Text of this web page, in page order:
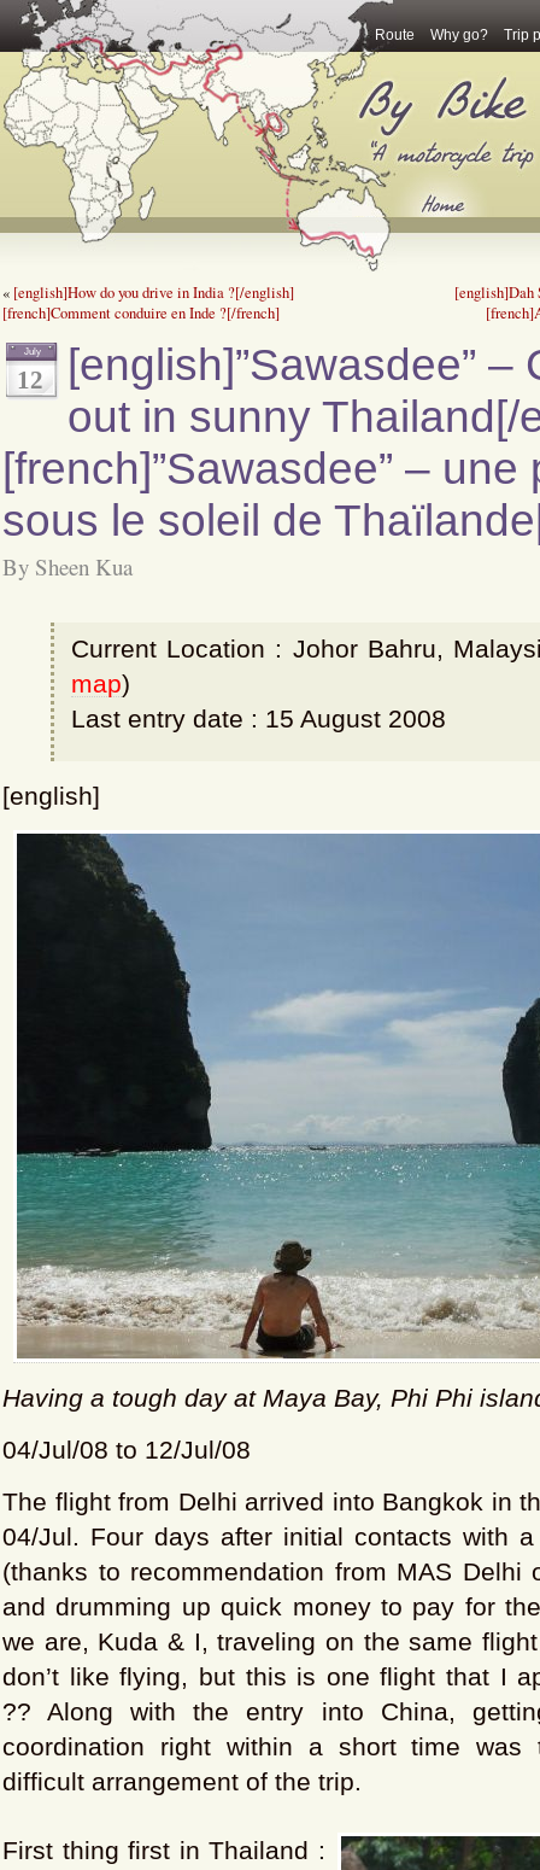
Route Why go? Trip
« [english]How do you drive in India ?[/english]
[french]Comment conduire en Inde ?[/french]
[english]Dah
July
12
[english]”Sawasdee” –
out in sunny Thailand[/
[french]”Sawasdee” – une
sous le soleil de
By Sheen Kua
Current Location : Johor Bahru,
map)
Last entry date : 15 August 2008
[english]
Having a tough day at Maya Bay, Phi Phi
04/Jul/08 to 12/Jul/08
The flight from Delhi arrived into Bangkok in
04/Jul. Four days after initial contacts with
(thanks to recommendation from MAS Delhi
and drumming up quick money to pay for
we are, Kuda & I, traveling on the same
don’t like flying, but this is one flight that I
?? Along with the entry into China,
coordination right within a short time was
difficult arrangement of the trip.
First thing first in Thailand :